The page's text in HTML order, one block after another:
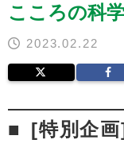
こころの科
2023.02.22
[特別企